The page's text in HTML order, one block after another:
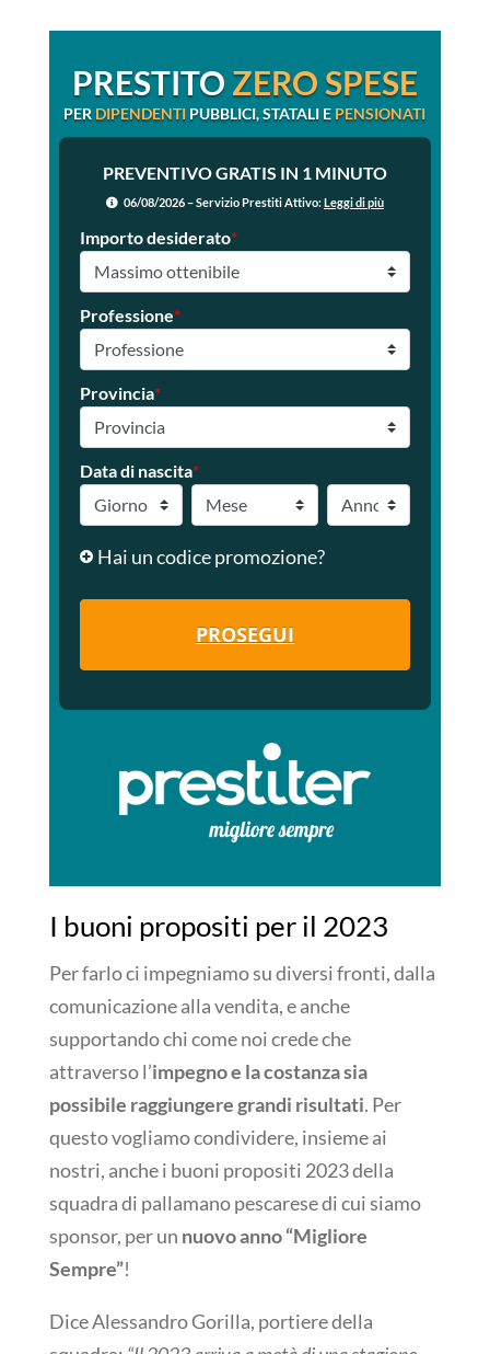
PRESTITO ZERO SPESE
PER DIPENDENTI PUBBLICI, STATALI E PENSIONATI
PREVENTIVO GRATIS IN 1 MINUTO
06/08/2026 – Servizio Prestiti Attivo:Leggi di più
Importo desiderato*
Professione*
Provincia*
Data di nascita*
Hai un codice promozione?
PROSEGUI
I buoni propositi per il 2023
Per farlo ci impegniamo su diversi fronti, dalla
comunicazione alla vendita, e anche
supportando chi come noi crede che
attraverso l’impegno e la costanza sia
possibile raggiungere grandi risultati. Per
questo vogliamo condividere, insieme ai
nostri, anche i buoni propositi 2023 della
squadra di pallamano pescarese di cui siamo
sponsor, per un nuovo anno “Migliore
Sempre”!
Dice Alessandro Gorilla, portiere della